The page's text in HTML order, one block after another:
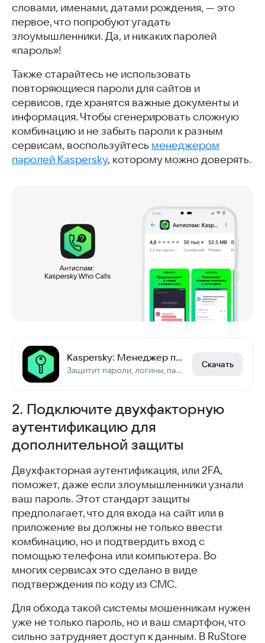
словами, именами, датами рождения, — это
первое, что попробуют угадать
злоумышленники. Да, и никаких паролей
«пароль»!
Также старайтесь не использовать
повторяющиеся пароли для сайтов и
сервисов, где хранятся важные документы и
информация. Чтобы сгенерировать сложную
комбинацию и не забыть пароли к разным
сервисам, воспользуйтесь менеджером
паролей Kaspersky, которому можно доверять.
Kaspersky: Менеджер паролей
Защитит пароли, логины, паспорт, банковскую карту, домашний адрес и OTP-ключи
Скачать
2. Подключите двухфакторную
аутентификацию для
дополнительной защиты
Двухфакторная аутентификация, или 2FA,
поможет, даже если злоумышленники узнали
ваш пароль. Этот стандарт защиты
предполагает, что для входа на сайт или в
приложение вы должны не только ввести
комбинацию, но и подтвердить вход с
помощью телефона или компьютера. Во
многих сервисах это сделано в виде
подтверждения по коду из СМС.
Для обхода такой системы мошенникам нужен
уже не только пароль, но и ваш смартфон, что
сильно затрудняет доступ к данным. В RuStore